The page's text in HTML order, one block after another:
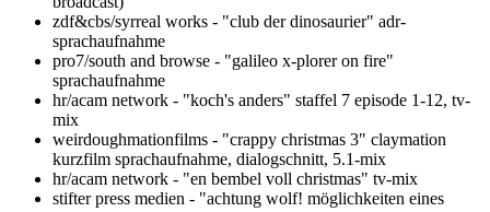
zdf&cbs/syrreal works - "club der dinosaurier" adr-
sprachaufnahme
pro7/south and browse - "galileo x-plorer on fire"
sprachaufnahme
hr/acam network - "koch's anders" staffel 7 episode 1-12, tv-
mix
weirdoughmationfilms - "crappy christmas 3" claymation
kurzfilm sprachaufnahme, dialogschnitt, 5.1-mix
hr/acam network - "en bembel voll christmas" tv-mix
stifter press medien - "achtung wolf! möglichkeiten eines